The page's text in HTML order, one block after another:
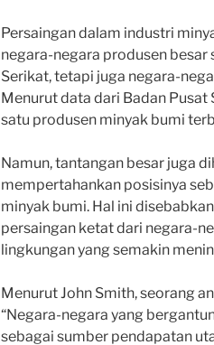
Persaingan dalam industri
negara-negara produsen
Serikat, tetapi juga negara-
Menurut data dari Badan
satu produsen minyak bumi
Namun, tantangan besar juga
mempertahankan posisinya
minyak bumi. Hal ini
persaingan ketat dari negara-
lingkungan yang semakin
Menurut John Smith, seorang
“Negara-negara yang
sebagai sumber pendapatan